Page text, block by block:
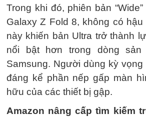
Trong khi đó, phiên bản
Galaxy Z Fold 8, không có
này khiến bản Ultra trở thành
nổi bật hơn trong dòng sản
Samsung. Người dùng kỳ vọng
đáng kể phần nếp gấp màn
hữu của các thiết bị gập.
Amazon nâng cấp tìm kiếm